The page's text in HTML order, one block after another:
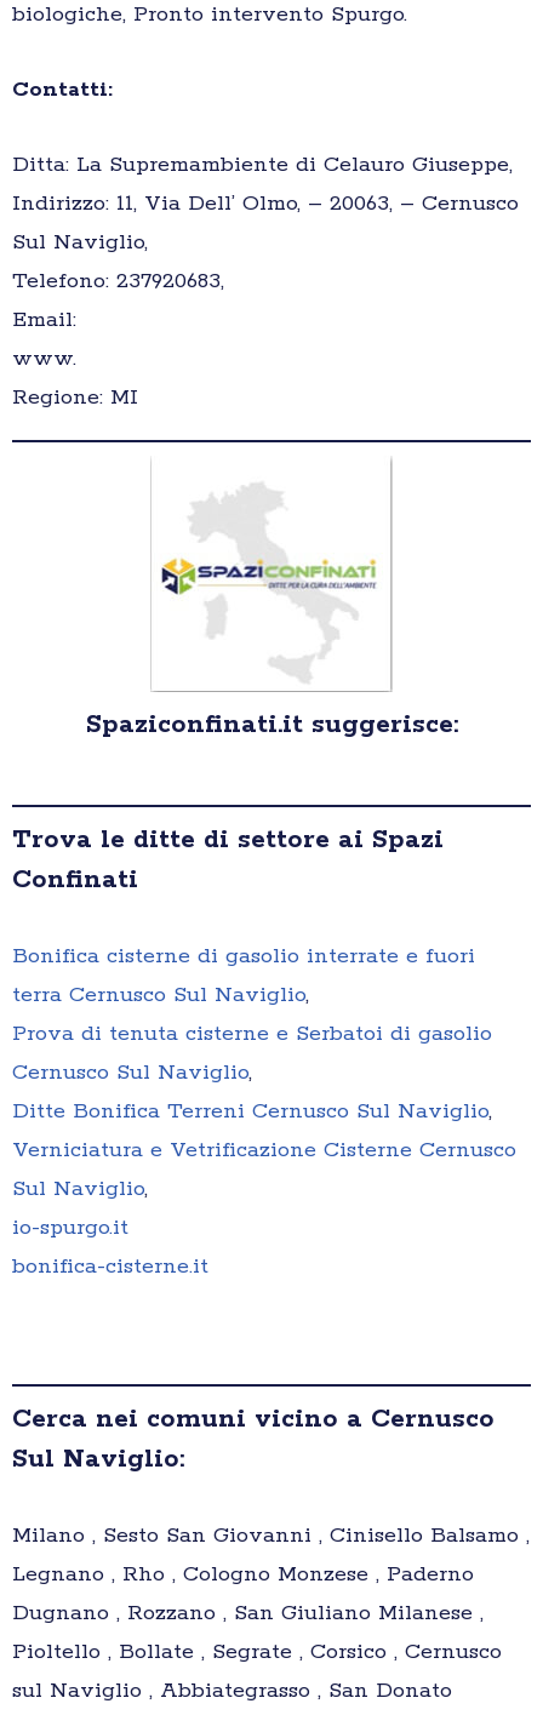
biologiche, Pronto intervento Spurgo.
Contatti:
Ditta: La Supremambiente di Celauro Giuseppe,
Indirizzo: 11, Via Dell’ Olmo, – 20063, – Cernusco
Sul Naviglio,
Telefono: 237920683,
Email:
www.
Regione: MI
Spaziconfinati.it suggerisce:
Trova le ditte di settore ai Spazi
Confinati
Bonifica cisterne di gasolio interrate e fuori
terra Cernusco Sul Naviglio,
Prova di tenuta cisterne e Serbatoi di gasolio
Cernusco Sul Naviglio,
Ditte Bonifica Terreni Cernusco Sul Naviglio,
Verniciatura e Vetrificazione Cisterne Cernusco
Sul Naviglio,
io-spurgo.it
bonifica-cisterne.it
Cerca nei comuni vicino a Cernusco
Sul Naviglio:
Milano , Sesto San Giovanni , Cinisello Balsamo ,
Legnano , Rho , Cologno Monzese , Paderno
Dugnano , Rozzano , San Giuliano Milanese ,
Pioltello , Bollate , Segrate , Corsico , Cernusco
sul Naviglio , Abbiategrasso , San Donato